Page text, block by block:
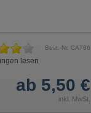
Best.-Nr. CA786
lesen
ab 5,50 €
inkl. MwSt.